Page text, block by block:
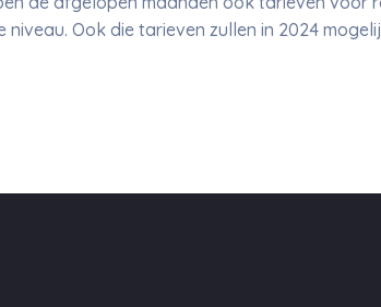
niveau. Ook die tarieven zullen in 2024